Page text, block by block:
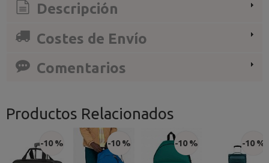
Descripción
Costes de Envío
Comentarios
Productos Relacionados
-10 % -10 % -10 % -10 %